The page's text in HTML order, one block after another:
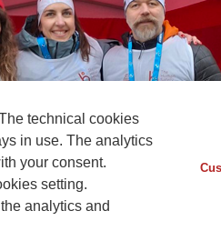
technical cookies
in use. The analytics
your consent.
setting.
analytics and